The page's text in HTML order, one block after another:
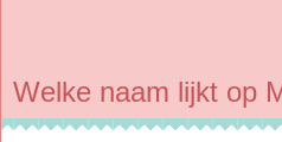
Welke naam lijkt op